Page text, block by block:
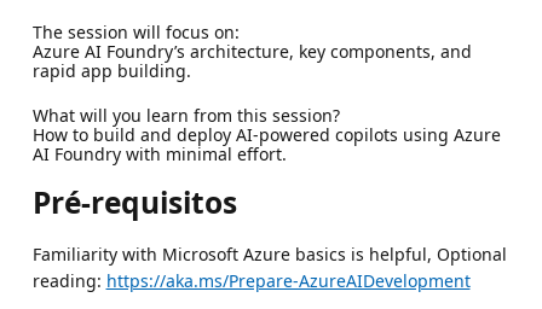
The session will focus on:
Azure AI Foundry’s architecture, key components, and
rapid app building.
What will you learn from this session?
How to build and deploy AI-powered copilots using Azure
AI Foundry with minimal effort.
Pré-requisitos
Familiarity with Microsoft Azure basics is helpful, Optional
reading: https://aka.ms/Prepare-AzureAIDevelopment